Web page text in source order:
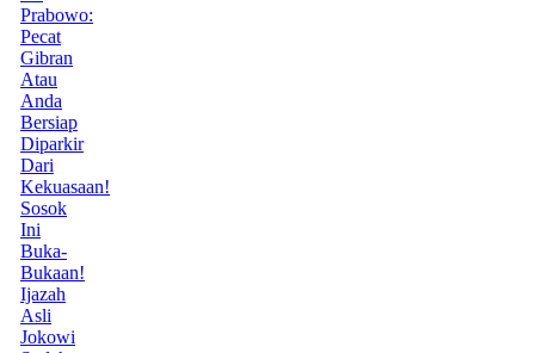
Prabowo:
Pecat
Gibran
Atau
Anda
Bersiap
Diparkir
Dari
Kekuasaan!
Sosok
Ini
Buka-
Bukaan!
Ijazah
Asli
Jokowi